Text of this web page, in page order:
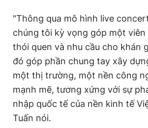
"Thông qua mô hình live
chúng tôi kỳ vọng góp một viên
thói quen và nhu cầu cho khán
đó góp phần chung tay xây
một thị trường, một nền công
mạnh mẽ, tương xứng với sự
nhập quốc tế của nền kinh tế
Tuấn nói.